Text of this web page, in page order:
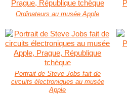
Ordinateurs au musée Apple
Portrait de Steve Jobs fait de
circuits électroniques au musée
Apple